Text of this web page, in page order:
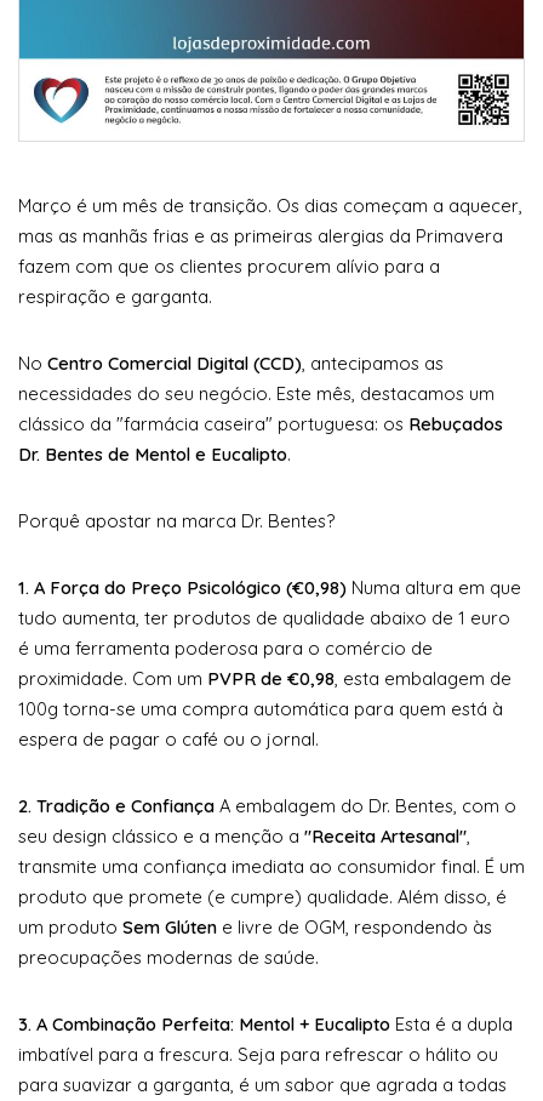
Março é um mês de transição. Os dias começam a aquecer,
mas as manhãs frias e as primeiras alergias da Primavera
fazem com que os clientes procurem alívio para a
respiração e garganta.
No Centro Comercial Digital (CCD) , antecipamos as
necessidades do seu negócio. Este mês, destacamos um
clássico da "farmácia caseira" portuguesa: os Rebuçados
Dr. Bentes de Mentol e Eucalipto.
Porquê apostar na marca Dr. Bentes?
1. A Força do Preço Psicológico (€0,98) Numa altura em que
tudo aumenta, ter produtos de qualidade abaixo de 1 euro
é uma ferramenta poderosa para o comércio de
proximidade. Com um PVPR de €0,98 , esta embalagem de
100g torna-se uma compra automática para quem está à
espera de pagar o café ou o jornal.
2. Tradição e Confiança A embalagem do Dr. Bentes, com o
seu design clássico e a menção a "Receita Artesanal"
transmite uma confiança imediata ao consumidor final. É um
produto que promete (e cumpre) qualidade. Além disso, é
um produto Sem Glúten e livre de OGM, respondendo às
preocupações modernas de saúde.
3. A Combinação Perfeita: Mentol + Eucalipto Esta é a dupla
imbatível para a frescura. Seja para refrescar o hálito ou
para suavizar a garganta, é um sabor que agrada a todas